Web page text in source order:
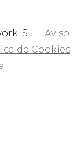
S.L. | Aviso
de Cookies|